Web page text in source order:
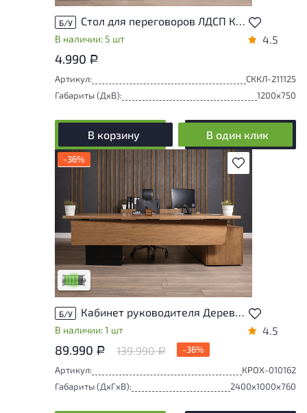
Б/У Стол для переговоров ЛДСП Клен
В наличии: 5 шт 4.5
4.990 Р
Артикул:
СККЛ-211125
Габариты (ДxВ):
1200x750
В корзину В один клик
В избранное
-36%
У товара присутствуют незначительные
следы эксплуатации, не влияющие на
удобство его использования
Низкая степень износа
Б/У Кабинет руководителя Дерево Ольха
В наличии: 1 шт 4.5
89.990 Р 139.990Р
-36%
Артикул:
КРОХ-010162
Габариты (ДxГxВ):
2400x1000x760